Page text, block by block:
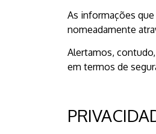
As informações
nomeadamente
Alertamos,
em termos de